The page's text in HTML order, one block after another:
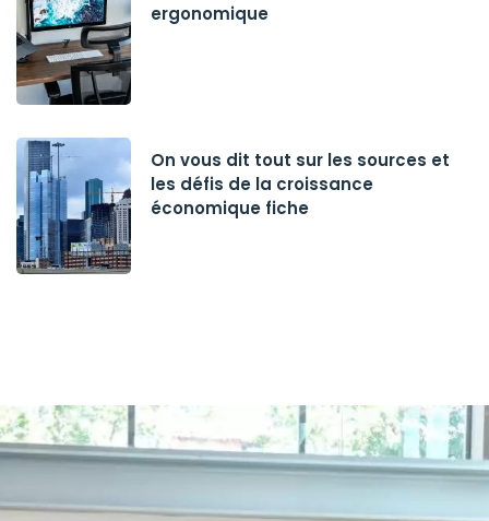
ergonomique
On vous dit tout sur les sources et
les défis de la croissance
économique fiche